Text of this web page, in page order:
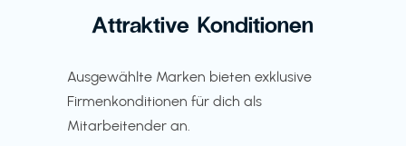
Attraktive Konditionen
Ausgewählte Marken bieten exklusive
Firmenkonditionen für dich als
Mitarbeitender an.